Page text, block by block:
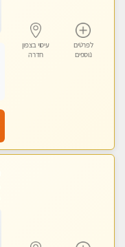
לפרטים
נוספים
עיסוי בצפון
חדרה